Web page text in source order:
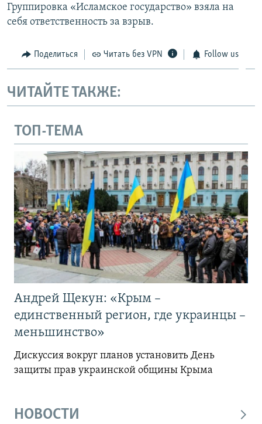
Группировка «Исламское государство» взяла на
себя ответственность за взрыв.
Поделиться Читать без VPN Follow us
ЧИТАЙТЕ ТАКЖЕ:
ТОП-ТЕМА
Андрей Щекун: «Крым –
единственный регион, где украинцы –
меньшинство»
Дискуссия вокруг планов установить День
защиты прав украинской общины Крыма
НОВОСТИ